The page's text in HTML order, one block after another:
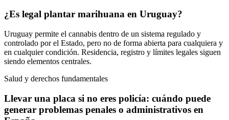
¿Es legal plantar marihuana en Uruguay?
Uruguay permite el cannabis dentro de un sistema regulado y
controlado por el Estado, pero no de forma abierta para cualquiera y
en cualquier condición. Residencia, registro y límites legales siguen
siendo elementos centrales.
Salud y derechos fundamentales
Llevar una placa si no eres policía: cuándo puede
generar problemas penales o administrativos en